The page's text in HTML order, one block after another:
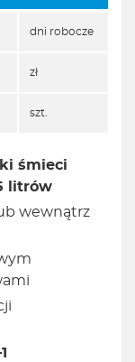
dni robocze
zł
szt.
śmieci
litrów
wewnątrz